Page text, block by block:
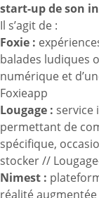
start-up de son
Il s’agit de :
Foxie :
balades ludiques
numérique et
Foxieapp
Lougage : service
permettant de
spécifique,
stocker //
Nimest :
réalité